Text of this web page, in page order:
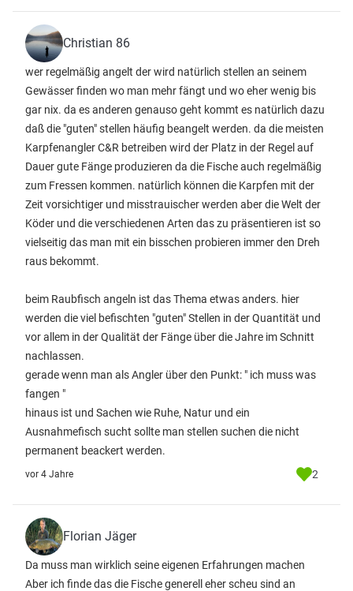
Christian 86
wer regelmäßig angelt der wird natürlich stellen an seinem
Gewässer finden wo man mehr fängt und wo eher wenig bis
gar nix. da es anderen genauso geht kommt es natürlich dazu
daß die "guten" stellen häufig beangelt werden. da die meisten
Karpfenangler C&R betreiben wird der Platz in der Regel auf
Dauer gute Fänge produzieren da die Fische auch regelmäßig
zum Fressen kommen. natürlich können die Karpfen mit der
Zeit vorsichtiger und misstrauischer werden aber die Welt der
Köder und die verschiedenen Arten das zu präsentieren ist so
vielseitig das man mit ein bisschen probieren immer den Dreh
raus bekommt.
beim Raubfisch angeln ist das Thema etwas anders. hier
werden die viel befischten "guten" Stellen in der Quantität und
vor allem in der Qualität der Fänge über die Jahre im Schnitt
nachlassen.
gerade wenn man als Angler über den Punkt: " ich muss was
fangen "
hinaus ist und Sachen wie Ruhe, Natur und ein
Ausnahmefisch sucht sollte man stellen suchen die nicht
permanent beackert werden.
vor 4 Jahre 2
Florian Jäger
Da muss man wirklich seine eigenen Erfahrungen machen
Aber ich finde das die Fische generell eher scheu sind an